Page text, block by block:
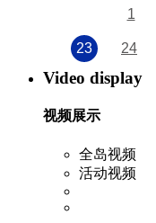
1
23 24
Video display
视频展示
全岛视频
活动视频